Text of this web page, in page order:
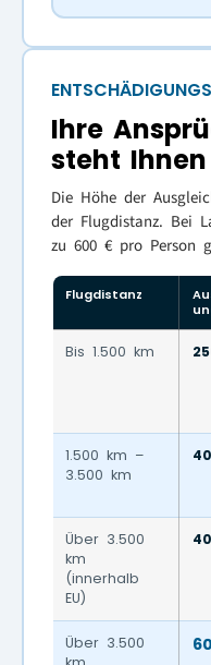
Ihre
steht Ihnen
Die Höhe der
der Flugdistanz. Bei
zu 600 € pro Person
Flugdistanz
Bis 1.500 km
1.500 km –
3.500 km
Über 3.500
km
(innerhalb
EU)
Über 3.500